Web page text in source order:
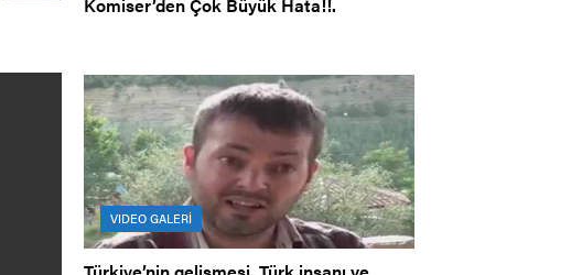
Komiser’den Çok Büyük Hata!!.
VIDEO GALERİ